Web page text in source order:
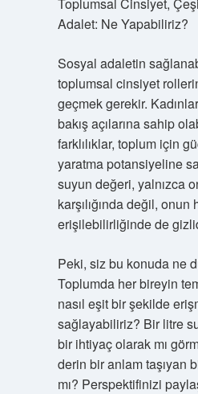
Adalet: Ne Yapabiliriz?
Sosyal adaletin
toplumsal cinsiyet
geçmek gerekir.
bakış açılarına sahip
farklılıklar, toplum için
yaratma potansiyeline
suyun değeri, yalnızca
karşılığında değil,
erişilebilirliğinde de
Peki, siz bu konuda ne
Toplumda her bireyin
nasıl eşit bir şekilde
sağlayabiliriz? Bir litre
bir ihtiyaç olarak mı
derin bir anlam taşıyan
mı? Perspektifinizi